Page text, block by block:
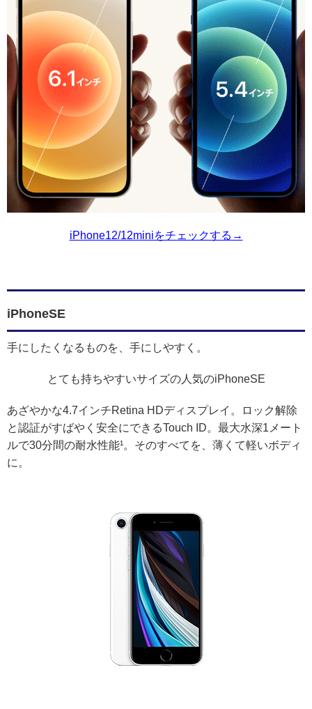
iPhone12/12miniをチェックする→
iPhoneSE
手にしたくなるものを、手にしやすく。
とても持ちやすいサイズの人気のiPhoneSE
あざやかな4.7インチRetina HDディスプレイ。ロック解除
と認証がすばやく安全にできるTouch ID。最大水深1メート
ルで30分間の耐水性能¹。そのすべてを、薄くて軽いボディ
に。